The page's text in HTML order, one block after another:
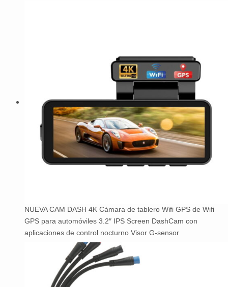
NUEVA CAM DASH 4K Cámara de tablero Wifi GPS de Wifi
GPS para automóviles 3.2″ IPS Screen DashCam con
aplicaciones de control nocturno Visor G-sensor